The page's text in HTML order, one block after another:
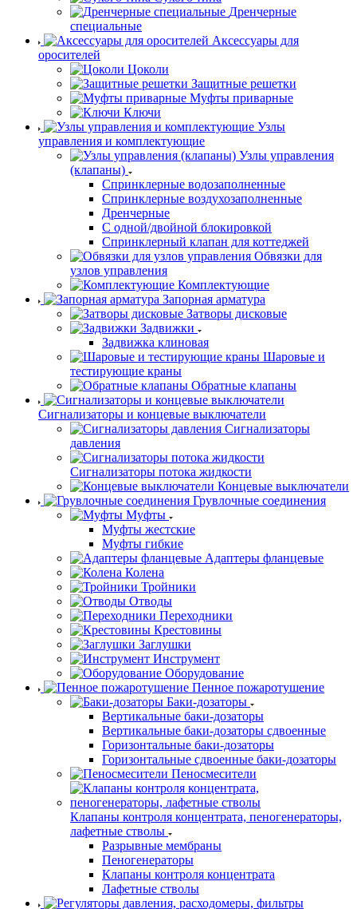
Дренчерные
специальные
Аксессуары для
оросителей
Цоколи
Защитные решетки
Муфты приварные
Ключи
Узлы
управления и комплектующие
Узлы управления
(клапаны)
Спринклерные водозаполненные
Спринклерные воздухозаполненные
Дренчерные
С одной/двойной блокировкой
Спринклерный клапан для коттеджей
Обвязки для
узлов управления
Комплектующие
Запорная арматура
Затворы дисковые
Задвижки
Задвижка клиновая
Шаровые и
тестирующие краны
Обратные клапаны
Сигнализаторы и концевые выключатели
Сигнализаторы
давления
Сигнализаторы потока жидкости
Концевые выключатели
Грувлочные соединения
Муфты
Муфты жестские
Муфты гибкие
Адаптеры фланцевые
Колена
Тройники
Отводы
Переходники
Крестовины
Заглушки
Инструмент
Оборудование
Пенное пожаротушение
Баки-дозаторы
Вертикальные баки-дозаторы
Вертикальные баки-дозаторы сдвоенные
Горизонтальные баки-дозаторы
Горизонтальные сдвоенные баки-дозаторы
Пеносмесители
Клапаны контроля концентрата, пеногенераторы,
лафетные стволы
Разрывные мембраны
Пеногенераторы
Клапаны контроля концентрата
Лафетные стволы